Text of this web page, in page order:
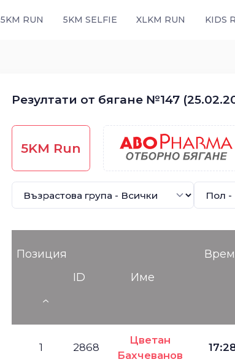
5KM RUN 5KM SELFIE XLKM RUN KIDS
Резултати от бягане №147
5KM Run
Позиция
ID
Име
1 2868
Цветан
Бахчеванов